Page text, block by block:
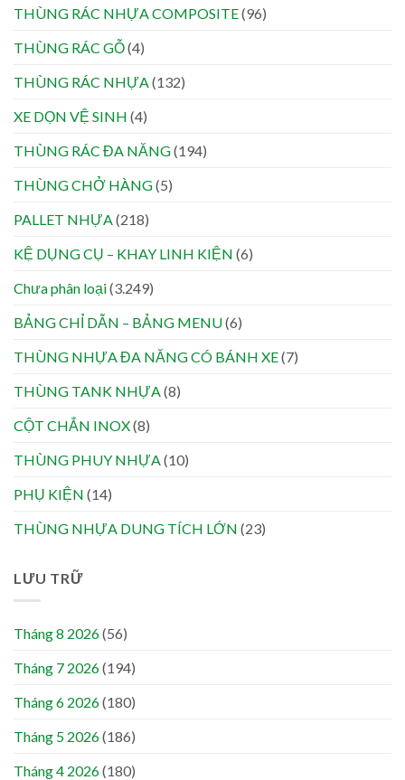
THÙNG RÁC NHỰA COMPOSITE(96)
THÙNG RÁC GỖ(4)
THÙNG RÁC NHỰA(132)
XE DỌN VỆ SINH (4)
THÙNG RÁC ĐA NĂNG(194)
THÙNG CHỞ HÀNG(5)
PALLET NHỰA(218)
KỆ DỤNG CỤ – KHAY LINH KIỆN (6)
Chưa phân loại(3.249)
BẢNG CHỈ DẪN – BẢNG MENU(6)
THÙNG NHỰA ĐA NĂNG CÓ BÁNH XE(7)
THÙNG TANK NHỰA(8)
CỘT CHẮN INOX(8)
THÙNG PHUY NHỰA(10)
PHỤ KIỆN (14)
THÙNG NHỰA DUNG TÍCH LỚN (23)
LƯU TRỮ
Tháng 8 2026(56)
Tháng 7 2026(194)
Tháng 6 2026(180)
Tháng 5 2026(186)
Tháng 4 2026(180)